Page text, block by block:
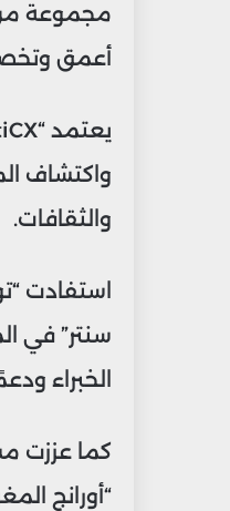
مجموعة من
أعمق
واكتشاف
والثقافات.
سنتر” في
الخبراء
كما عززت